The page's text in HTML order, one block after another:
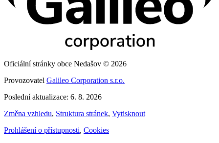
Oficiální stránky obce Nedašov © 2026
Provozovatel Galileo Corporation s.r.o.
Poslední aktualizace: 6. 8. 2026
Změna vzhledu, Struktura stránek, Vytisknout
Prohlášení o přístupnosti, Cookies